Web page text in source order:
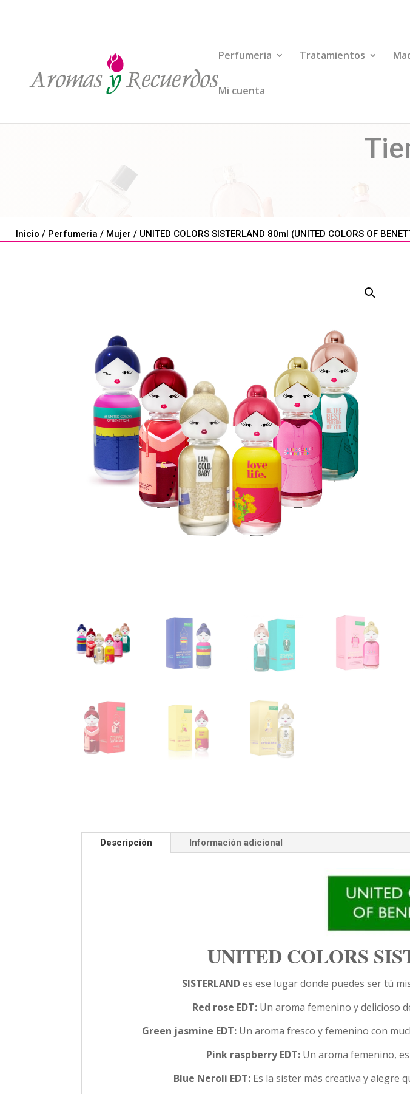
Perfumeria Tratamientos
Mi cuenta
Inicio / Perfumeria / Mujer / UNITED COLORS SISTERLAND 80ml (UNITED COLORS OF
Descripción Información adicional
UNITED COLORS
SISTERLANDes ese lugar donde puedes ser tú
Red rose EDT: Un aroma femenino y delicioso
Green jasmine EDT: Un aroma fresco y femenino con
Pink raspberry EDT: Un aroma femenino,
Blue Neroli EDT: Es la sister más creativa y alegre